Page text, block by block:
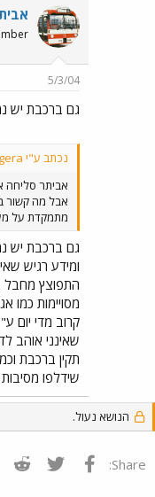
5/3/04
גם ברכבת יש
נכתב ע"י singera:
אביתר סליחה
אבל מה קשור
מתמקדת על
גם ברכבת יש
ומידע רגיש
התפוצץ מחבל
מסויימות כמו
קרוב מדי יום
שאינני אוהב
תקין ברכבת
שידלפו מסיבות
הנושא נעול.
Share: פייסבוק Twitter